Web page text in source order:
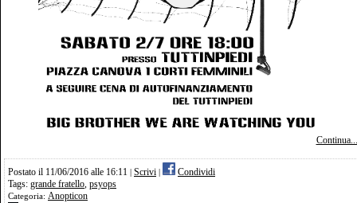
Continua...
Postato il 11/06/2016 alle 16:11 Scrivi
Condividi
Tags: grande fratello, psyops
Categoria: Anopticon